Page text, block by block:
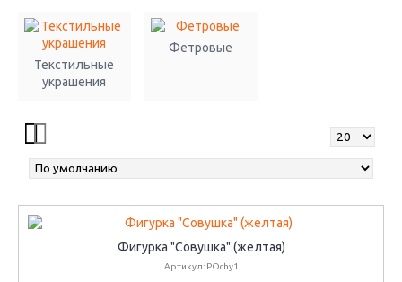
Текстильные
украшения
Фетровые
Фигурка "Совушка" (желтая)
Артикул: POchy1